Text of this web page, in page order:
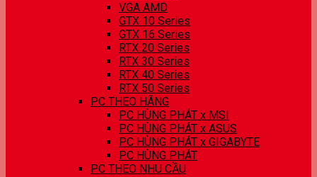
VGA AMD
GTX 10 Series
GTX 16 Series
RTX 20 Series
RTX 30 Series
RTX 40 Series
RTX 50 Series
PC THEO HÃNG
PC HÙNG PHÁT x MSI
PC HÙNG PHÁT x ASUS
PC HÙNG PHÁT x GIGABYTE
PC HÙNG PHÁT
PC THEO NHU CẦU